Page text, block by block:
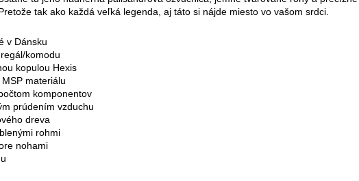
tak ako každá veľká legenda, aj táto si nájde miesto vo vašom srdci.
v Dánsku
komodu
kopulou Hexis
materiálu
komponentov
prúdením vzduchu
dreva
rohmi
nohami